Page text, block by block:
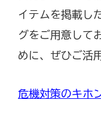
イテムを掲載し
グをご用意して
めに、ぜひご活
危機対策のキホ